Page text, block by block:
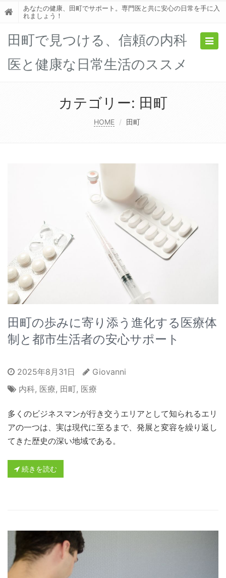
あなたの健康、田町でサポート。専門医と共に安心の日常を手に入
れましょう！
田町で見つける、信頼の内科
医と健康な日常生活のススメ
カテゴリー: 田町
HOME 田町
田町の歩みに寄り添う進化する医療体
制と都市生活者の安心サポート
2025年8月31日
Giovanni
内科, 医療, 田町, 医療
多くのビジネスマンが行き交うエリアとして知られるエリ
アの一つは、実は現代に至るまで、発展と変容を繰り返し
てきた歴史の深い地域である。
続きを読む